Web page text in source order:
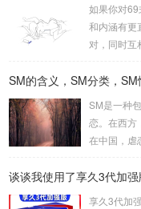
如果你对
和内涵有更
对，同时互
头枕女方大
考验了男
一姿势的独
激，同时避
SM的含义，SM分类，
SM是一种
恋。在西方
在中国，虐
英文简写即
谈谈我使用了享久3代加
享久3代加